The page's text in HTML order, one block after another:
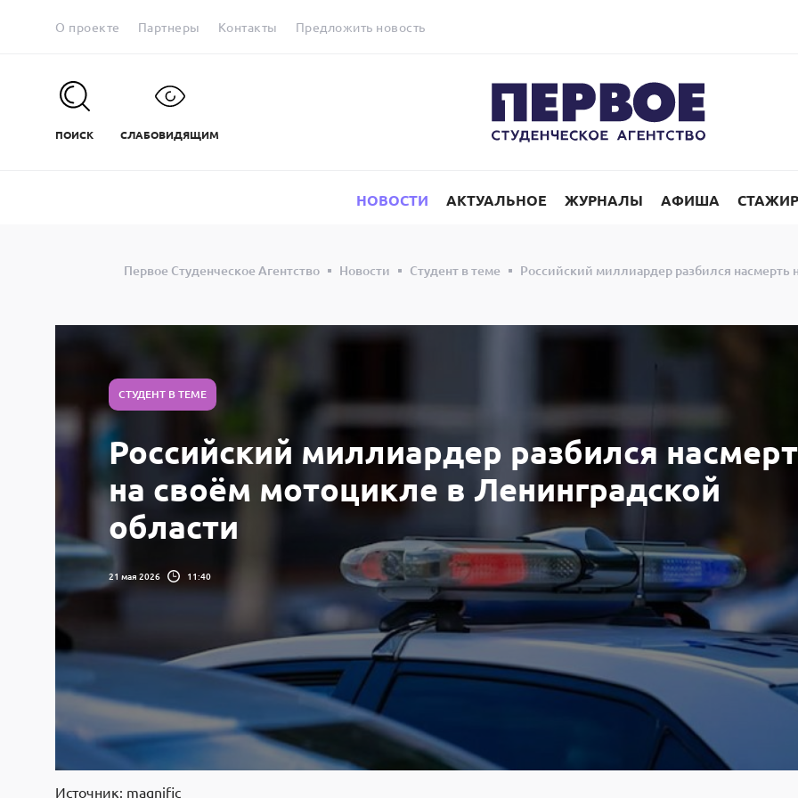
О проекте Партнеры Контакты Предложить новость
ПОИСК СЛАБОВИДЯЩИМ
НОВОСТИ АКТУАЛЬНОЕ ЖУРНАЛЫ АФИША
Первое Студенческое Агентство Новости Студент в теме Российский миллиардер разбился насмерть
СТУДЕНТ В ТЕМЕ
Российский миллиардер разбился
на своём мотоцикле в Ленинградской
области
21 мая 2026 11:40
Источник: magnific